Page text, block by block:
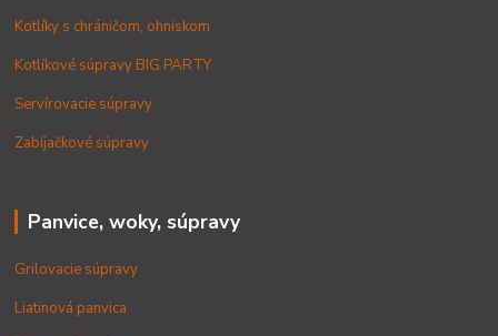
Kotlíky s chráničom, ohniskom
Kotlíkové súpravy BIG PARTY
Servírovacie súpravy
Zabíjačkové súpravy
Panvice, woky, súpravy
Grilovacie súpravy
Liatinová panvica